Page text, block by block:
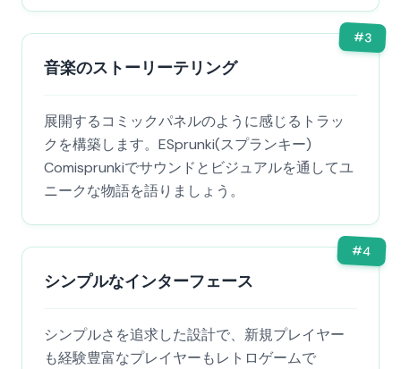
#3
音楽のストーリーテリング
展開するコミックパネルのように感じるトラッ
クを構築します。ESprunki(スプランキー)
Comisprunkiでサウンドとビジュアルを通してユ
ニークな物語を語りましょう。
#4
シンプルなインターフェース
シンプルさを追求した設計で、新規プレイヤー
も経験豊富なプレイヤーもレトロゲームで